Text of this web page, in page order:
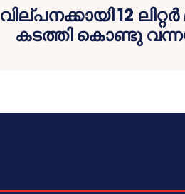
വില്പനക്കായി 12
കടത്തി കൊണ്ടു